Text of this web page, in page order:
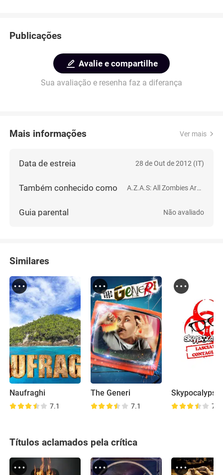
Publicações
Avalie e compartilhe
Sua avaliação e resenha faz a diferança
Mais informações Ver mais
Data de estreia 28 de Out de 2012 (IT)
Também conhecido como A.Z.A.S: All Zombies Are Stupid
Guia parental Não avaliado
Similares
Naufraghi
7.1
The Generi
7.1
Skypocalypse
7.1
Títulos aclamados pela crítica